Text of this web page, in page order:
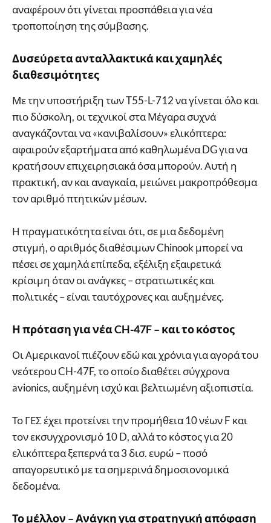
αναφέρουν ότι γίνεται προσπάθεια για νέα
τροποποίηση της σύμβασης.
Δυσεύρετα ανταλλακτικά και χαμηλές
διαθεσιμότητες
Με την υποστήριξη των T55-L-712 να γίνεται όλο και
πιο δύσκολη, οι τεχνικοί στα Μέγαρα συχνά
αναγκάζονται να «κανιβαλίσουν» ελικόπτερα:
αφαιρούν εξαρτήματα από καθηλωμένα DG για να
κρατήσουν επιχειρησιακά όσα μπορούν. Αυτή η
πρακτική, αν και αναγκαία, μειώνει μακροπρόθεσμα
τον αριθμό πτητικών μέσων.
Η πραγματικότητα είναι ότι, σε μια δεδομένη
στιγμή, ο αριθμός διαθέσιμων Chinook μπορεί να
πέσει σε χαμηλά επίπεδα, εξέλιξη εξαιρετικά
κρίσιμη όταν οι ανάγκες – στρατιωτικές και
πολιτικές – είναι ταυτόχρονες και αυξημένες.
Η πρόταση για νέα CH-47F – και το κόστος
Οι Αμερικανοί πιέζουν εδώ και χρόνια για αγορά του
νεότερου CH-47F, το οποίο διαθέτει σύγχρονα
avionics, αυξημένη ισχύ και βελτιωμένη αξιοπιστία.
Το ΓΕΣ έχει προτείνει την προμήθεια 10 νέων F και
τον εκσυγχρονισμό 10 D, αλλά το κόστος για 20
ελικόπτερα ξεπερνά τα 3 δισ. ευρώ – ποσό
απαγορευτικό με τα σημερινά δημοσιονομικά
δεδομένα.
Το μέλλον – Ανάγκη για στρατηγική απόφαση